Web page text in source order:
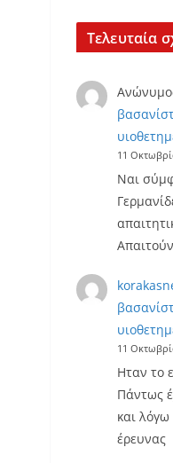
Τελευταία
11
Ναι
11
Ηταν το
Πάντως
και λόγω
έρευνας